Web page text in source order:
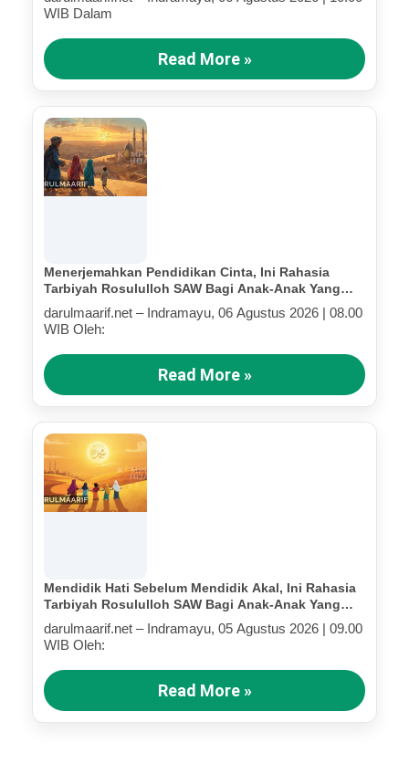
WIB Dalam
Read More »
Menerjemahkan Pendidikan Cinta, Ini Rahasia
Tarbiyah Rosululloh SAW Bagi Anak-Anak Yang
Terluka (Bagian IV)
darulmaarif.net – Indramayu, 06 Agustus 2026 | 08.00
WIB Oleh:
Read More »
Mendidik Hati Sebelum Mendidik Akal, Ini Rahasia
Tarbiyah Rosululloh SAW Bagi Anak-Anak Yang
Terluka (Bagian III)
darulmaarif.net – Indramayu, 05 Agustus 2026 | 09.00
WIB Oleh:
Read More »